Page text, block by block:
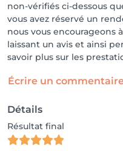
non-vérifiés ci-dessous
vous avez réservé un
nous vous encourageons
laissant un avis et ainsi
savoir plus sur les
Écrire un
Détails
Résultat final